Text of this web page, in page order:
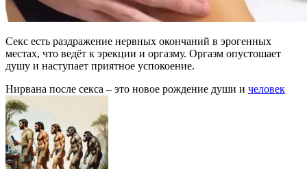
Секс есть раздражение нервных окончаний в эрогенных
местах, что ведёт к эрекции и оргазму. Оргазм опустошает
душу и наступает приятное успокоение.
Нирвана после секса – это новое рождение души и человек